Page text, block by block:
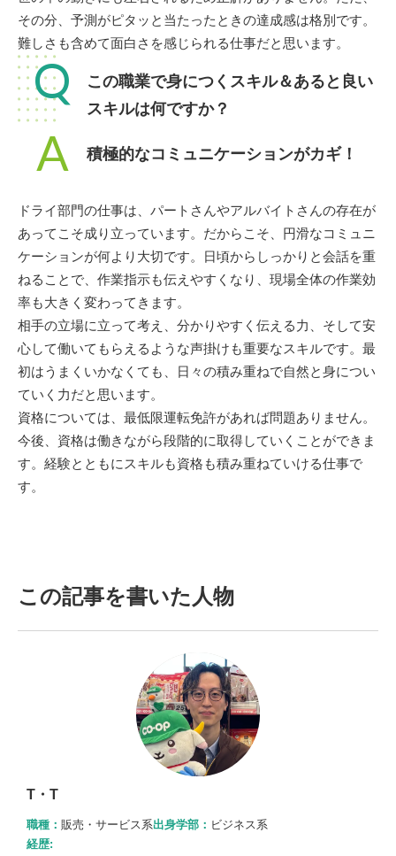
その分、予測がピタッと当たったときの達成感は格別です。
難しさも含めて面白さを感じられる仕事だと思います。
Q
この職業で身につくスキル＆あると良い
スキルは何ですか？
A 積極的なコミュニケーションがカギ！
ドライ部門の仕事は、パートさんやアルバイトさんの存在が
あってこそ成り立っています。だからこそ、円滑なコミュニ
ケーションが何より大切です。日頃からしっかりと会話を重
ねることで、作業指示も伝えやすくなり、現場全体の作業効
率も大きく変わってきます。
相手の立場に立って考え、分かりやすく伝える力、そして安
心して働いてもらえるような声掛けも重要なスキルです。最
初はうまくいかなくても、日々の積み重ねで自然と身につい
ていく力だと思います。
資格については、最低限運転免許があれば問題ありません。
今後、資格は働きながら段階的に取得していくことができま
す。経験とともにスキルも資格も積み重ねていける仕事で
す。
この記事を書いた人物
T・T
職種： 販売・サービス系出身学部： ビジネス系
経歴: